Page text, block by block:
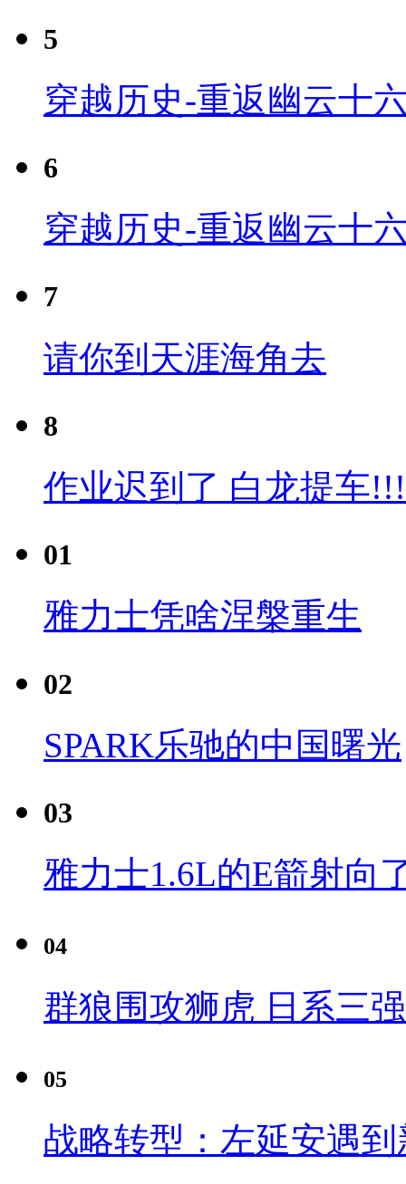
5
穿越历史-重返幽云十
6
穿越历史-重返幽云十
7
请你到天涯海角去
8
作业迟到了 白龙提车
01
雅力士凭啥涅槃重生
02
SPARK乐驰的中国曙光
03
雅力士1.6L的E箭射向
04
群狼围攻狮虎 日系三
05
战略转型：左延安遇